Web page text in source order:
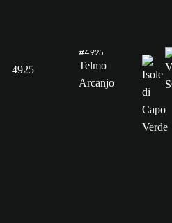
4925
#4925
Telmo
Arcanjo